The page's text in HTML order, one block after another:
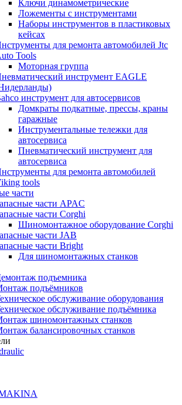
Ключи динамометрические
Ложементы с инструментами
Наборы инструментов в пластиковых
кейсах
для ремонта автомобилей Jtc
Tools
Моторная группа
инструмент EAGLE
инструмент для автосервисов
Домкраты подкатные, прессы, краны
гаражные
Инструментальные тележки для
автосервиса
Пневматический инструмент для
автосервиса
для ремонта автомобилей
tools
части
части APAC
части Corghi
Шиномонтажное оборудование Corghi
части JAB
части Bright
Для шиномонтажных станков
подъемника
подъёмников
обслуживание оборудования
обслуживание подъёмника
шиномонтажных станков
балансировочных станков